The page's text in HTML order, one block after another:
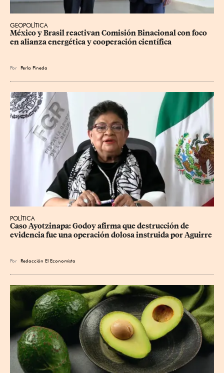
GEOPOLÍTICA
México y Brasil reactivan Comisión Binacional con foco
en alianza energética y cooperación científica
Por Perla Pineda
POLÍTICA
Caso Ayotzinapa: Godoy afirma que destrucción de
evidencia fue una operación dolosa instruida por Aguirre
Por Redacción El Economista